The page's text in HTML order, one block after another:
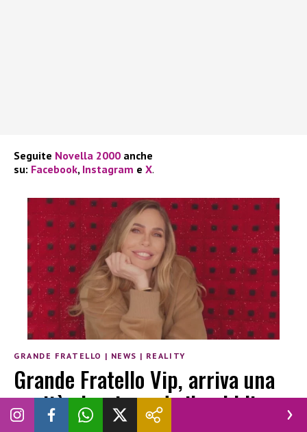
Seguite Novella 2000 anche
su: Facebook, Instagram e X.
GRANDE FRATELLO | NEWS | REALITY
Grande Fratello Vip, arriva una
novità che riguarda il pubblico